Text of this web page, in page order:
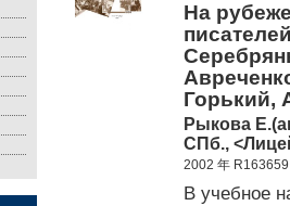
На
Горький,
Рыкова
СПб.,
2002 年 R163659
В учебное